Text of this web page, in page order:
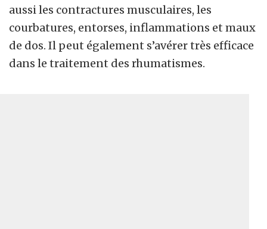
aussi les contractures musculaires, les
courbatures, entorses, inflammations et maux
de dos. Il peut également s’avérer très efficace
dans le traitement des rhumatismes.